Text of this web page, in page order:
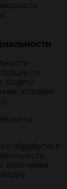
по
защиты
которые
на
к обработке в
заполнения